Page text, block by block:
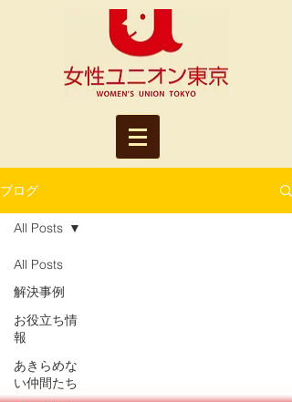
ブログ
All Posts
解決事例
お役立ち情
報
あきらめな
い仲間たち
All Posts